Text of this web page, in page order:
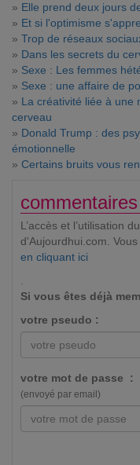
» Elle prend deux jours
» Et si l'optimisme
» Trop de réseaux
» Dans les secrets du
» Sexe : Les femmes
» Sexe : une affaire de
» La créativité liée à une
cerveau
» Donald Trump : des
émotionnelle
» Certains bruits vous
commentaires
L’accès et l’utilisation
d'Aujourdhui.com.
en cliquant ici
.
Si vous êtes déjà
votre pseudo :
votre mot de passe :
(envoyé par email)